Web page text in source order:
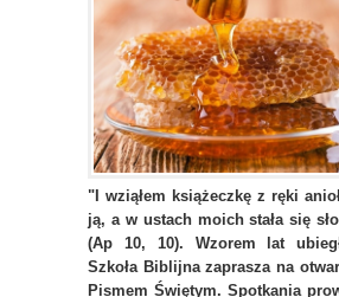
"I wziąłem książeczkę z ręki
ją, a w ustach moich stała się
(Ap 10, 10). Wzorem lat
Szkoła Biblijna zaprasza na
Pismem Świętym. Spotkania